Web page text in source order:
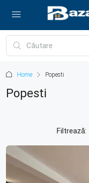
Home Popesti
Popesti
Filtrează: